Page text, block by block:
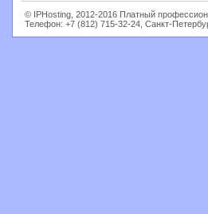
© IPHosting, 2012-2016 Платный
Телефон: +7 (812) 715-32-24, Санкт-